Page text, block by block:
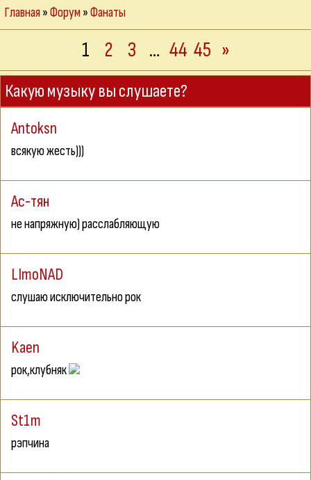
Главная»Форум»Фанаты
1 2 3 … 44 45 »
Какую музыку вы слушаете?
Antoksn
всякую жесть)))
Ас-тян
не напряжную) расслабляющую
LImoNAD
слушаю исключительно рок
Kaen
рок,клубняк
St1m
рэпчина